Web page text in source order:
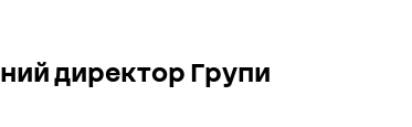
директор Групи